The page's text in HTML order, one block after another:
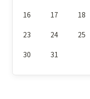
16 17 18
23 24 25
30 31